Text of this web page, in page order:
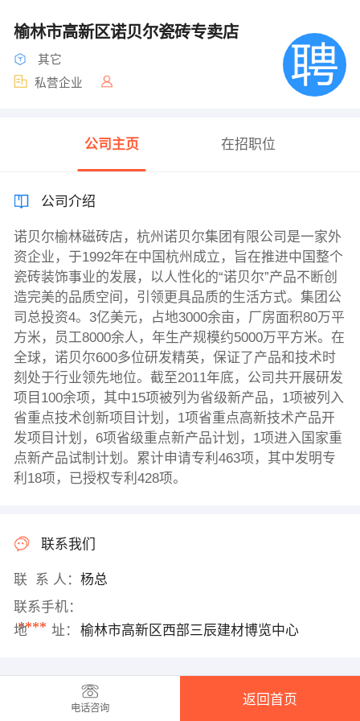
榆林市高新区诺贝尔瓷砖专卖店
其它
私营企业
公司主页 在招职位
公司介绍
诺贝尔榆林磁砖店，杭州诺贝尔集团有限公司是一家外
资企业，于1992年在中国杭州成立，旨在推进中国整个
瓷砖装饰事业的发展，以人性化的“诺贝尔”产品不断创
造完美的品质空间，引领更具品质的生活方式。集团公
司总投资4。3亿美元，占地3000余亩，厂房面积80万平
方米，员工8000余人，年生产规模约5000万平方米。在
全球，诺贝尔600多位研发精英，保证了产品和技术时
刻处于行业领先地位。截至2011年底，公司共开展研发
项目100余项，其中15项被列为省级新产品，1项被列入
省重点技术创新项目计划，1项省重点高新技术产品开
发项目计划，6项省级重点新产品计划，1项进入国家重
点新产品试制计划。累计申请专利463项，其中发明专
利18项，已授权专利428项。
联系我们
联 系 人： 杨总
联系手机：
****
地 址： 榆林市高新区西部三辰建材博览中心
电话咨询
返回首页